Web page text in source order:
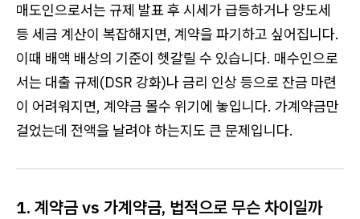
매도인으로서는 규제 발표 후 시세가 급등하거나 양도세
등 세금 계산이 복잡해지면, 계약을 파기하고 싶어집니다.
이때 배액 배상의 기준이 헷갈릴 수 있습니다. 매수인으로
서는 대출 규제(DSR 강화)나 금리 인상 등으로 잔금 마련
이 어려워지면, 계약금 몰수 위기에 놓입니다. 가계약금만
걸었는데 전액을 날려야 하는지도 큰 문제입니다.
1. 계약금 vs 가계약금, 법적으로 무슨 차이일까